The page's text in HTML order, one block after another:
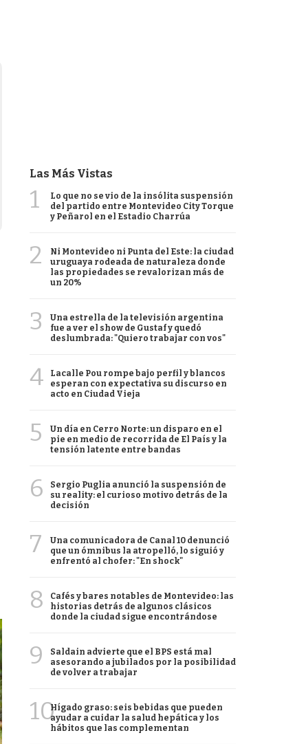
Las Más Vistas
1
Lo que no se vio de la insólita suspensión
del partido entre Montevideo City Torque
y Peñarol en el Estadio Charrúa
2
Ni Montevideo ni Punta del Este: la ciudad
uruguaya rodeada de naturaleza donde
las propiedades se revalorizan más de
un 20%
3
Una estrella de la televisión argentina
fue a ver el show de Gustaf y quedó
deslumbrada: "Quiero trabajar con vos"
4
Lacalle Pou rompe bajo perfil y blancos
esperan con expectativa su discurso en
acto en Ciudad Vieja
5
Un día en Cerro Norte: un disparo en el
pie en medio de recorrida de El País y la
tensión latente entre bandas
6
Sergio Puglia anunció la suspensión de
su reality: el curioso motivo detrás de la
decisión
7
Una comunicadora de Canal 10 denunció
que un ómnibus la atropelló, lo siguió y
enfrentó al chofer: "En shock"
8
Cafés y bares notables de Montevideo: las
historias detrás de algunos clásicos
donde la ciudad sigue encontrándose
9
Saldain advierte que el BPS está mal
asesorando a jubilados por la posibilidad
de volver a trabajar
10Hígado graso: seis bebidas que pueden
ayudar a cuidar la salud hepática y los
hábitos que las complementan